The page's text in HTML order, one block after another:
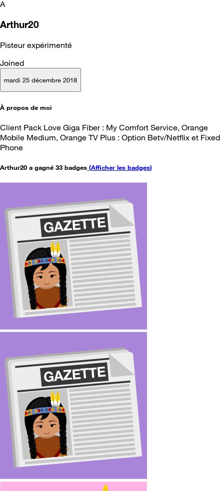
A
Arthur20
Pisteur expérimenté
Joined
mardi 25 décembre 2018
À propos de moi
Client Pack Love Giga Fiber : My Comfort Service, Orange
Mobile Medium, Orange TV Plus : Option Betv/Netflix et Fixed
Phone
Arthur20 a gagné 33 badges (Afficher les badges)